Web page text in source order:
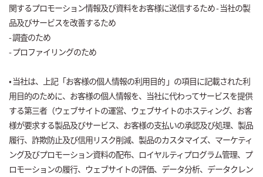
関するプロモーション情報及び資料をお客様に送信するため - 当社の製
品及びサービスを改善するため
- 調査のため
- プロファイリングのため
• 当社は、上記「お客様の個人情報の利用目的 」の項目に記載された利
用目的のために、お客様の個人情報を、当社に代わってサービスを提供
する第三者（ウェブサイトの運営、ウェブサイトのホスティング、お客
様が要求する製品及びサービス、お客様の支払いの承認及び処理、製品
履行、詐欺防止及び信用リスク削減、製品のカスタマイズ、マーケティ
ング及びプロモーション資料の配布、ロイヤルティプログラム管理、プ
ロモーションの履行、ウェブサイトの評価、データ分析、データクレン